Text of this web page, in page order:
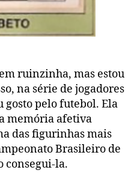
ruinzinha, mas estou
na série de jogadores
pelo futebol. Ela
memória afetiva
das figurinhas mais
Brasileiro de
consegui-la.